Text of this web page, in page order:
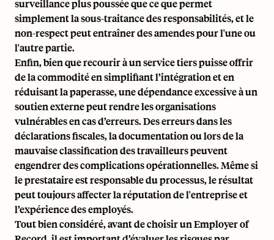
surveillance plus poussée que ce que permet
simplement la sous-traitance des responsabilités, et le
non-respect peut entraîner des amendes pour l'une ou
l'autre partie.
Enfin, bien que recourir à un service tiers puisse offrir
de la commodité en simplifiant l’intégration et en
réduisant la paperasse, une dépendance excessive à un
soutien externe peut rendre les organisations
vulnérables en cas d’erreurs. Des erreurs dans les
déclarations fiscales, la documentation ou lors dela
mauvaise classification des travailleurspeuvent
engendrer des complications opérationnelles. Même si
le prestataire est responsable du processus, le résultat
peut toujours affecter la réputation de l'entreprise et
l’expérience des employés.
Tout bien considéré, avant de choisir un Employer of